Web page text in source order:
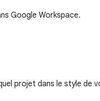
Google Workspace.
projet dans le style